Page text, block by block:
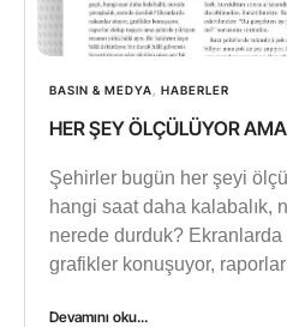
BASIN & MEDYA HABERLER
HER ŞEY ÖLÇÜLÜYOR
Şehirler bugün her şeyi
hangi saat daha kalabalık,
nerede durduk? Ekranlarda
grafikler konuşuyor,
Devamını oku...